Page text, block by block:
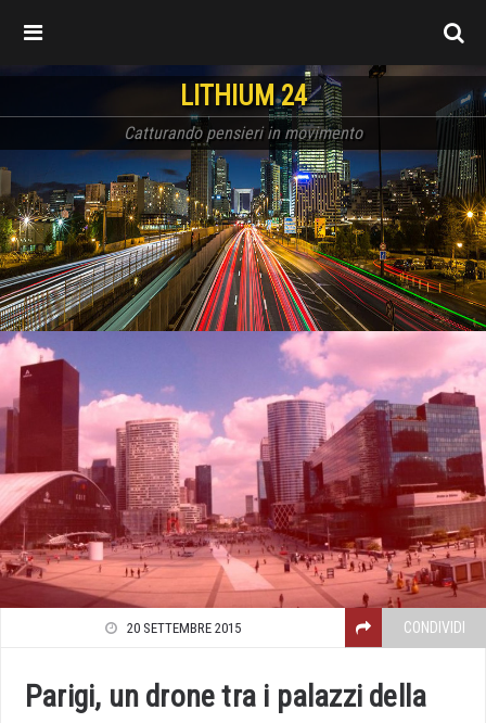
LITHIUM 24
Catturando pensieri in movimento
20 SETTEMBRE 2015 CONDIVIDI
Parigi, un drone tra i palazzi della